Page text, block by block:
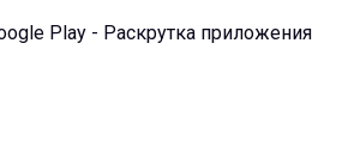
Play - Раскрутка приложения